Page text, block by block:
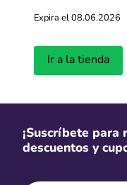
Expira el 08.06.2026
Ir a la tienda
¡Suscríbete
descuentos y